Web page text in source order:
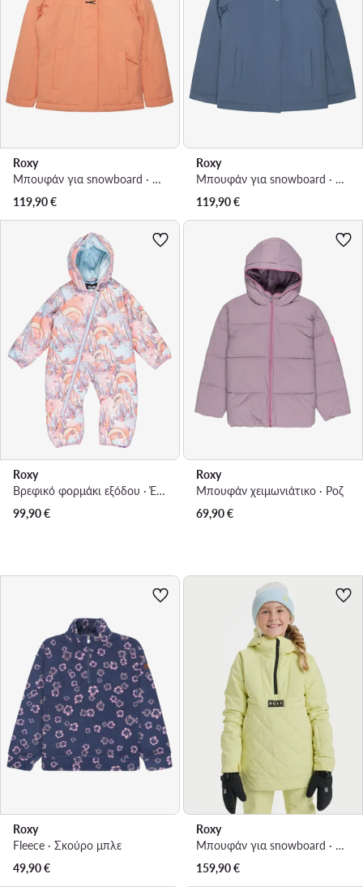
Roxy
Μπουφάν για snowboard · Κοραλλί
119,90€
Roxy
Μπουφάν για snowboard · Μπλε
119,90€
Roxy
Βρεφικό φορμάκι εξόδου · Έγχρωμο
99,90€
Roxy
Μπουφάν χειμωνιάτικο · Ροζ
69,90€
Roxy
Fleece · Σκούρο μπλε
49,90€
Roxy
Μπουφάν για snowboard · Πράσινο
159,90€